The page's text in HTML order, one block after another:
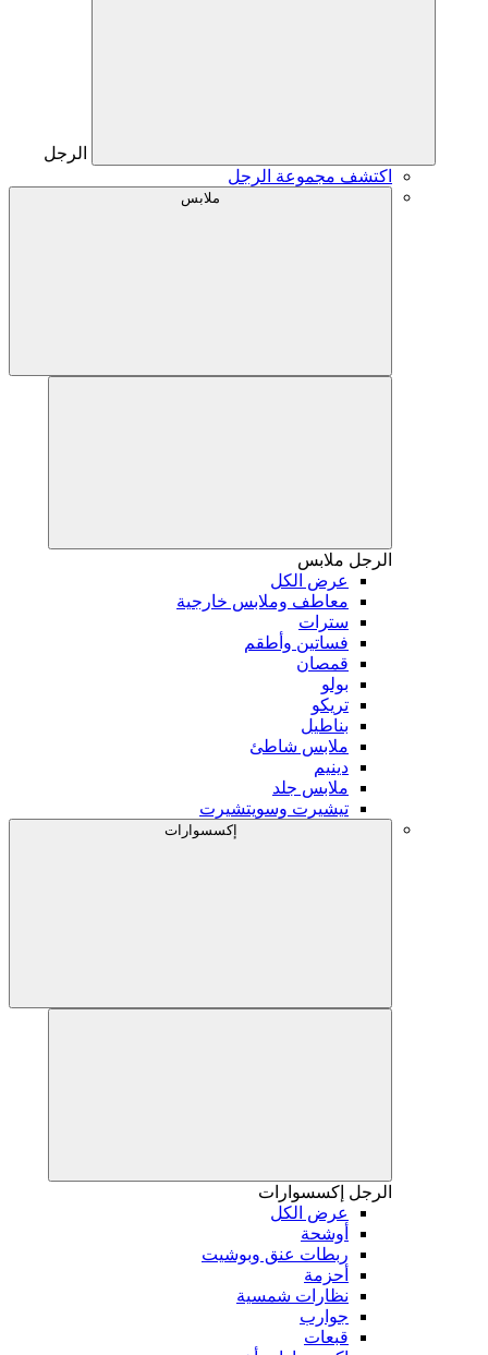
الرجل
اكتشف مجموعة الرجل
ملابس
الرجل ملابس
عرض الكل
معاطف وملابس خارجية
سترات
فساتين وأطقم
قمصان
بولو
تريكو
بناطيل
ملابس شاطئ
دينيم
ملابس جلد
تيشيرت وسويتشيرت
إكسسوارات
الرجل إكسسوارات
عرض الكل
أوشحة
ربطات عنق وبوشيت
أحزمة
نظارات شمسية
جوارب
قبعات